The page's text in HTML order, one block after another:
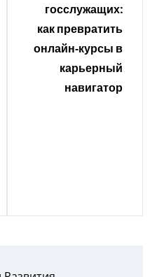
госслужащих:
как превратить
онлайн‑курсы в
карьерный
навигатор